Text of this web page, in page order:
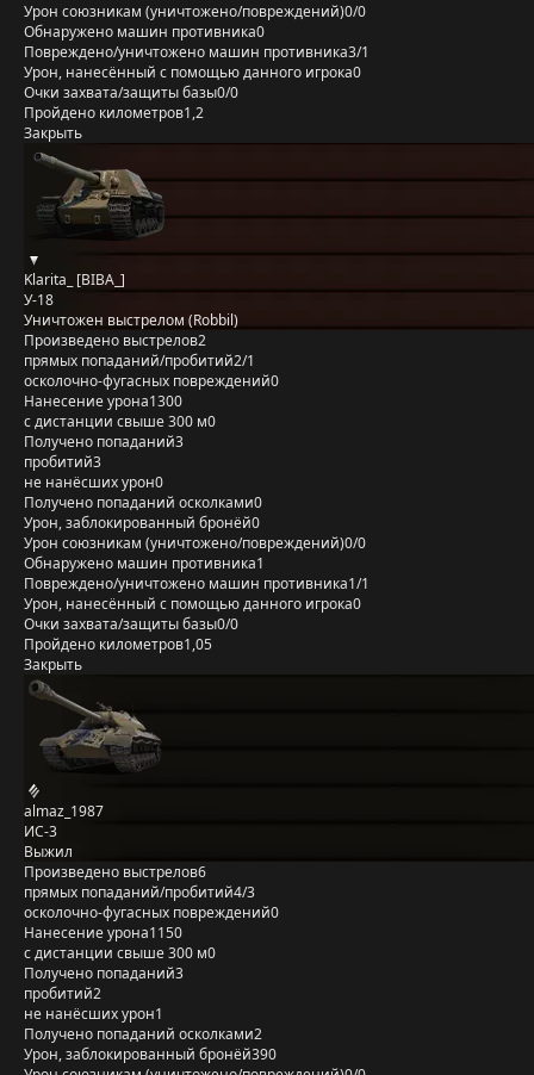
Урон союзникам (уничтожено/повреждений)0/0
Обнаружено машин противника0
Повреждено/уничтожено машин противника3/1
Урон, нанесённый с помощью данного игрока0
Очки захвата/защиты базы0/0
Пройдено километров1,2
Закрыть
Klarita_ [BIBA_]
У-18
Уничтожен выстрелом (Robbil)
Произведено выстрелов2
прямых попаданий/пробитий2/1
осколочно-фугасных повреждений0
Нанесение урона1300
с дистанции свыше 300 м0
Получено попаданий3
пробитий3
не нанёсших урон0
Получено попаданий осколками0
Урон, заблокированный бронёй0
Урон союзникам (уничтожено/повреждений)0/0
Обнаружено машин противника1
Повреждено/уничтожено машин противника1/1
Урон, нанесённый с помощью данного игрока0
Очки захвата/защиты базы0/0
Пройдено километров1,05
Закрыть
almaz_1987
ИС-3
Выжил
Произведено выстрелов6
прямых попаданий/пробитий4/3
осколочно-фугасных повреждений0
Нанесение урона1150
с дистанции свыше 300 м0
Получено попаданий3
пробитий2
не нанёсших урон1
Получено попаданий осколками2
Урон, заблокированный бронёй390